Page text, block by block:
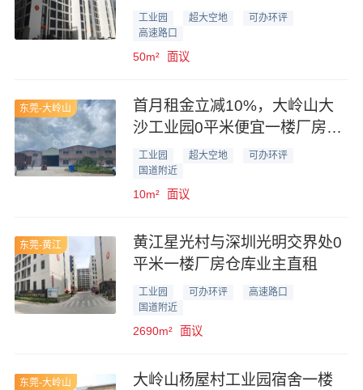
形象好可办环评
工业园 超大空地
可办环评
高速路口
50m² 面议
东莞-大岭山
首月租金立减10%，大岭山大
沙工业园0平米便宜一楼厂房业
主直租
工业园 超大空地
可办环评
国道附近
10m² 面议
东莞-黄江
黄江星光村与深圳光明交界处0
平米一楼厂房仓库业主直租
工业园 可办环评
高速路口
国道附近
2690m² 面议
东莞-大岭山
大岭山杨屋村工业园宿舍一楼